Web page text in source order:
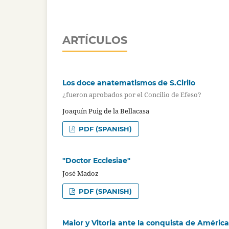
ARTÍCULOS
Los doce anatematismos de S.Cirilo
¿fueron aprobados por el Concilio de Efeso?
Joaquín Puig de la Bellacasa
PDF (SPANISH)
"Doctor Ecclesiae"
José Madoz
PDF (SPANISH)
Maior y Vitoria ante la conquista de América